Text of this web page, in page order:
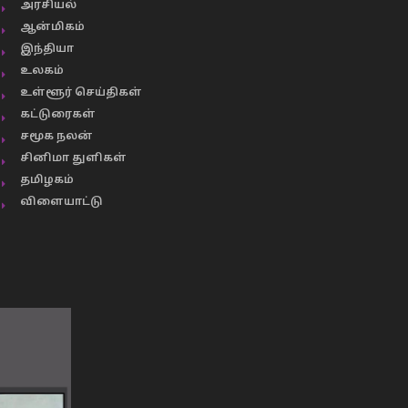
அரசியல்
ஆன்மிகம்
இந்தியா
உலகம்
உள்ளூர் செய்திகள்
கட்டுரைகள்
சமூக நலன்
சினிமா துளிகள்
தமிழகம்
விளையாட்டு